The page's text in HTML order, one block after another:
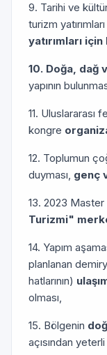
9. Tarihi ve
turizm
yatırımları
10. Doğa, dağ
yapının
11.
kongre
12. Toplumun
duyması, genç
13. 2023 Master
Turizmi"
14. Yapım
planlanan
hatlarının)
olması,
15. Bölgenin
açısından yeterli